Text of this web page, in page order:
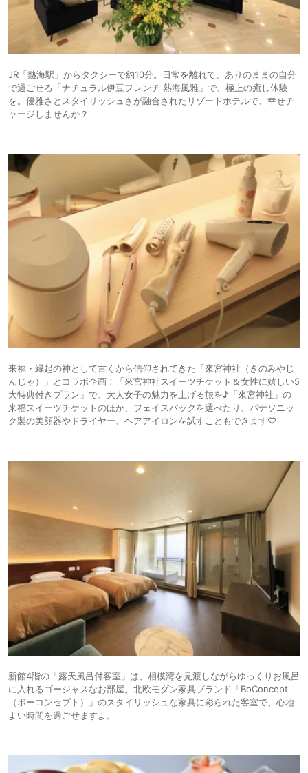
JR「熱海駅」からタクシーで約10分。日常を離れて、ありのままの自分
で過ごせる「ナチュラル伊豆フレンチ 熱海風雅」で、極上の癒し体験
を。優雅さとスタイリッシュさが融合されたリゾートホテルで、幸せチ
ャージしませんか？
来福・縁起の神として古くから信仰されてきた「來宮神社（きのみやじ
んじゃ）」とコラボ企画！「來宮神社スイーツチケット＆女性に嬉しい5
大特典付きプラン」で、大人女子の魅力を上げる旅を♪「來宮神社」の
来福スイーツチケットのほか、フェイスパックを選べたり、パナソニッ
ク製の美顔器やドライヤー、ヘアアイロンを試すこともできます♡
新館4階の「露天風呂付客室」は、相模湾を見渡しながらゆっくりお風呂
に入れるゴージャスなお部屋。北欧モダン家具ブランド「BoConcept
（ボーコンセプト）」のスタイリッシュな家具に彩られた客室で、心地
よい時間を過ごせますよ。